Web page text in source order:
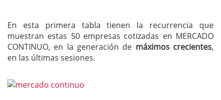
En esta primera tabla tienen la recurrencia que
muestran estas 50 empresas cotizadas en MERCADO
CONTINUO, en la generación de máximos crecientes,
en las últimas sesiones.